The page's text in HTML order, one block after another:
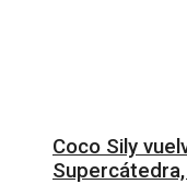
Coco Sily